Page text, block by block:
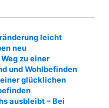
leicht
neu
zu einer
und Wohlbefinden
glücklichen
ausbleibt – Bei